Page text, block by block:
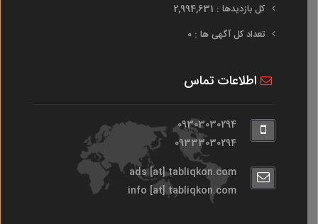
کل بازدیدها : 2,994,631
تعداد کل آگهی ها : 0
اطلاعات تماس
09303030294
09333030294
ads [at] tabliqkon.com
info [at] tabliqkon.com